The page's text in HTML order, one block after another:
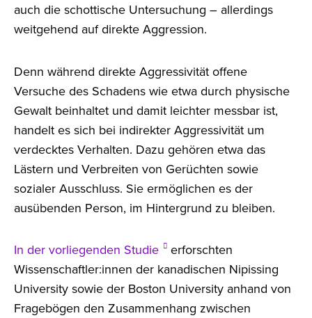
auch die schottische Untersuchung – allerdings
weitgehend auf direkte Aggression.
Denn während direkte Aggressivität offene
Versuche des Schadens wie etwa durch physische
Gewalt beinhaltet und damit leichter messbar ist,
handelt es sich bei indirekter Aggressivität um
verdecktes Verhalten. Dazu gehören etwa das
Lästern und Verbreiten von Gerüchten sowie
sozialer Ausschluss. Sie ermöglichen es der
ausübenden Person, im Hintergrund zu bleiben.
In der vorliegenden Studie
erforschten
Wissenschaftler:innen der kanadischen Nipissing
University sowie der Boston University anhand von
Fragebögen den Zusammenhang zwischen